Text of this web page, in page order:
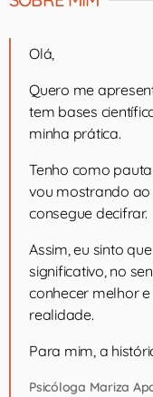
Olá,
Quero me
tem bases
minha prática.
Tenho como
vou mostrando ao
consegue decifrar.
Assim, eu sinto
significativo, no
conhecer melhor
realidade.
Para mim, a
Psicóloga Mariza